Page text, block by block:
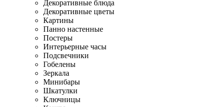
Декоративные блюда
Декоративные цветы
Картины
Панно настенные
Постеры
Интерьерные часы
Подсвечники
Гобелены
Зеркала
Минибары
Шкатулки
Ключницы